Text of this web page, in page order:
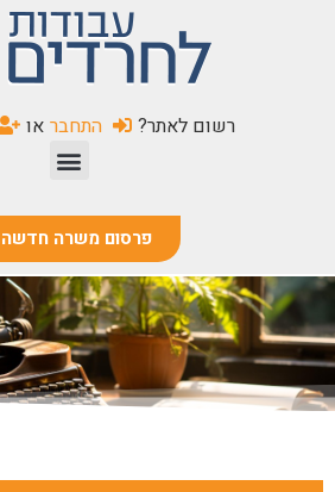
לִנְגִישׁוּת
הָאֲתָר.
רשום לאתר? התחבר או
פרסום משרה